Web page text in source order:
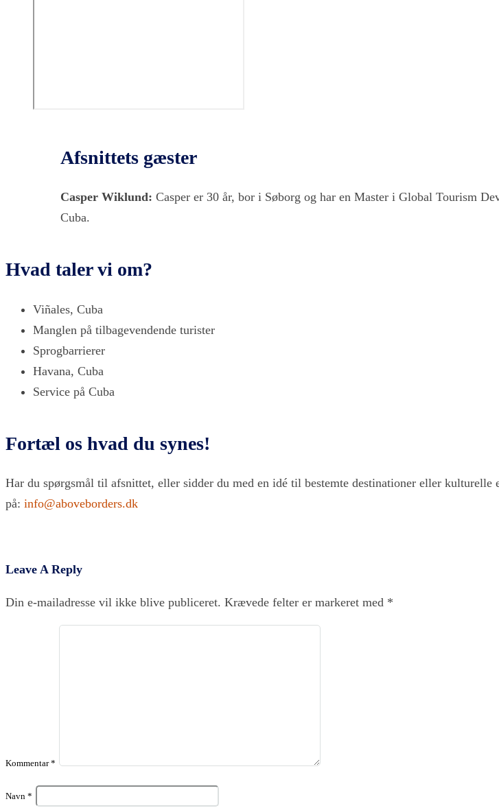
Afsnittets gæster
Casper Wiklund: Casper er 30 år, bor i Søborg og har en Master i Global Tourism
Cuba.
Hvad taler vi om?
Viñales, Cuba
Manglen på tilbagevendende turister
Sprogbarrierer
Havana, Cuba
Service på Cuba
Fortæl os hvad du synes!
Har du spørgsmål til afsnittet, eller sidder du med en idé til bestemte destinationer eller
på: info@aboveborders.dk
Leave A Reply
Din e-mailadresse vil ikke blive publiceret. Krævede felter er markeret med *
Kommentar*
Navn *